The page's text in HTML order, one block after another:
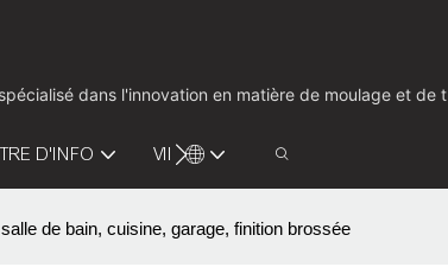
dans l'innovation en matière de moulage et de
D'INFO VIDÉO CONTACTEZ-NOUS
de bain, cuisine, garage, finition brossée